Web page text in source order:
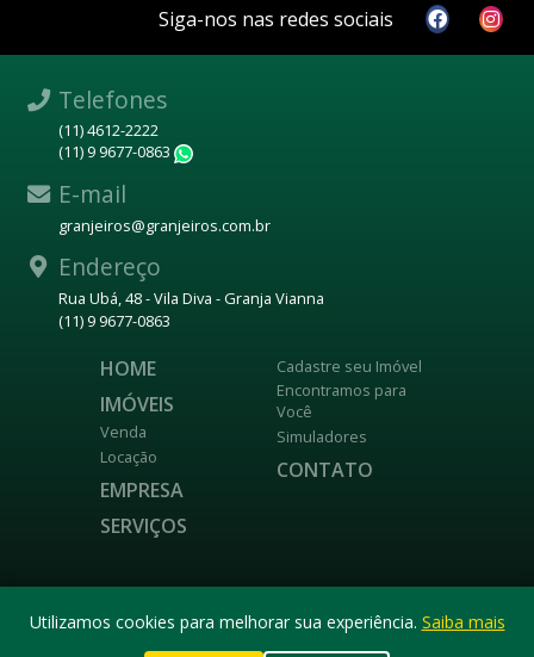
Siga-nos nas redes sociais
Telefones
(11) 4612-2222
(11) 9 9677-0863
E-mail
granjeiros@granjeiros.com.br
Endereço
Rua Ubá, 48 - Vila Diva - Granja Vianna
(11) 9 9677-0863
HOME
IMÓVEIS
Venda
Locação
EMPRESA
SERVIÇOS
Cadastre seu Imóvel
Encontramos para
Você
Simuladores
CONTATO
Utilizamos cookies para melhorar sua experiência. Saiba mais